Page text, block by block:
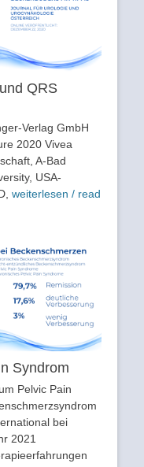
QRS
Verlag GmbH
2020 Vivea
A-Bad
USA-
weiterlesen / read
Syndrom
Pelvic Pain
bei
2021